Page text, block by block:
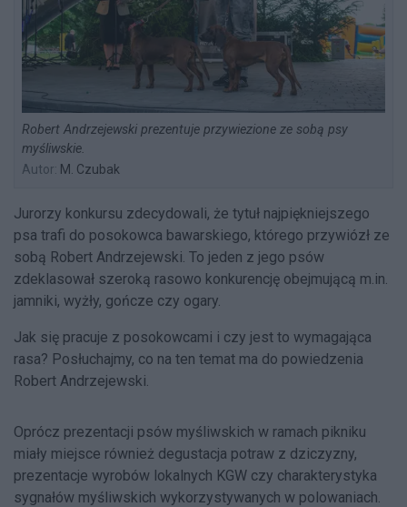
Robert Andrzejewski prezentuje przywiezione ze sobą psy
myśliwskie.
Autor: M. Czubak
Jurorzy konkursu zdecydowali, że tytuł najpiękniejszego
psa trafi do posokowca bawarskiego, którego przywiózł ze
sobą Robert Andrzejewski. To jeden z jego psów
zdeklasował szeroką rasowo konkurencję obejmującą m.in.
jamniki, wyżły, gończe czy ogary.
Jak się pracuje z posokowcami i czy jest to wymagająca
rasa? Posłuchajmy, co na ten temat ma do powiedzenia
Robert Andrzejewski.
Oprócz prezentacji psów myśliwskich w ramach pikniku
miały miejsce również degustacja potraw z dziczyzny,
prezentacje wyrobów lokalnych KGW czy charakterystyka
sygnałów myśliwskich wykorzystywanych w polowaniach.